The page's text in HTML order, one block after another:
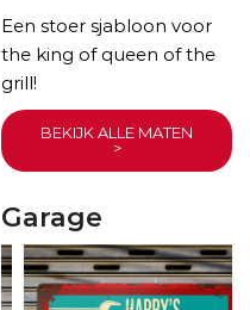
Een stoer sjabloon voor
the king of queen of the
grill!
BEKIJK ALLE MATEN
>
Garage